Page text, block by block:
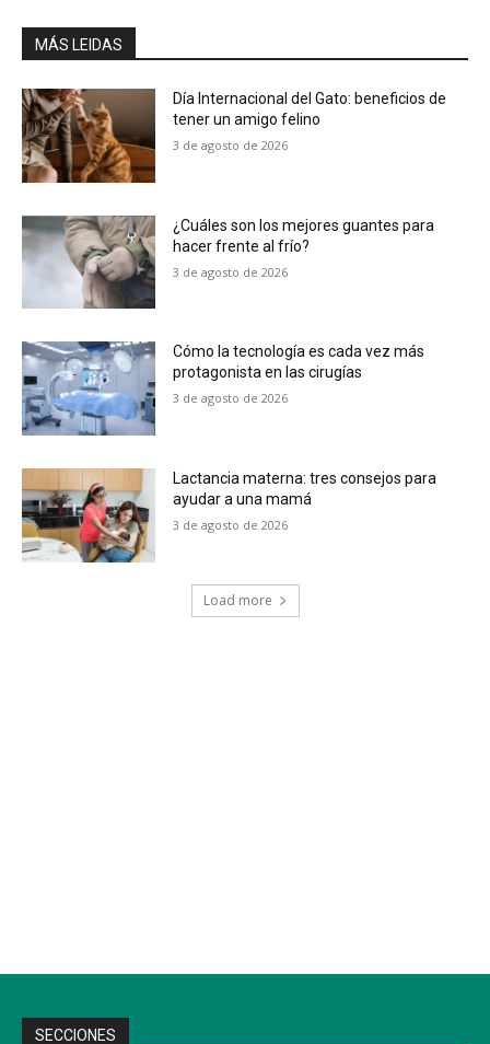
MÁS LEIDAS
Día Internacional del Gato: beneficios de
tener un amigo felino
3 de agosto de 2026
¿Cuáles son los mejores guantes para
hacer frente al frío?
3 de agosto de 2026
Cómo la tecnología es cada vez más
protagonista en las cirugías
3 de agosto de 2026
Lactancia materna: tres consejos para
ayudar a una mamá
3 de agosto de 2026
Load more
SECCIONES